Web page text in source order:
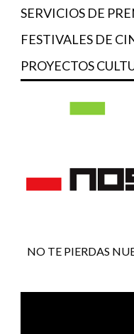
SERVICIOS DE
FESTIVALES DE
PROYECTOS
NO TE PIERDAS